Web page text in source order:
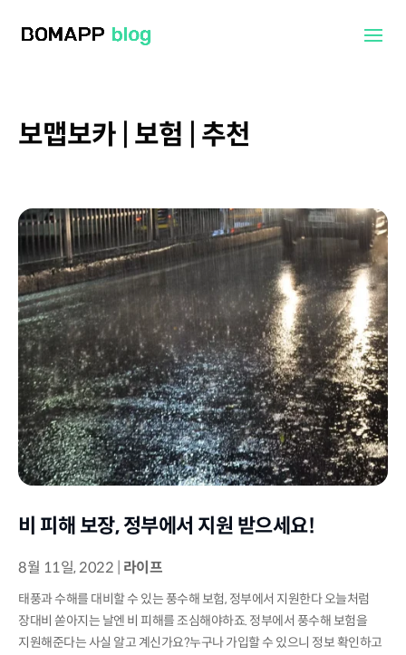
보맵보카 | 보험 | 추천
비 피해 보장, 정부에서 지원 받으세요!
8월 11일, 2022 라이프
태풍과 수해를 대비할 수 있는 풍수해 보험, 정부에서 지원한다 오늘처럼
장대비 쏟아지는 날엔 비 피해를 조심해야하죠. 정부에서 풍수해 보험을
지원해준다는 사실 알고 계신가요?누구나 가입할 수 있으니 정보 확인하고